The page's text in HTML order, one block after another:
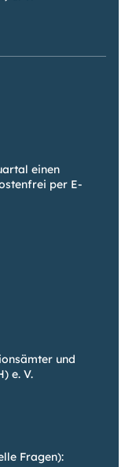
einen
per E-
und
e. V.
Fragen):